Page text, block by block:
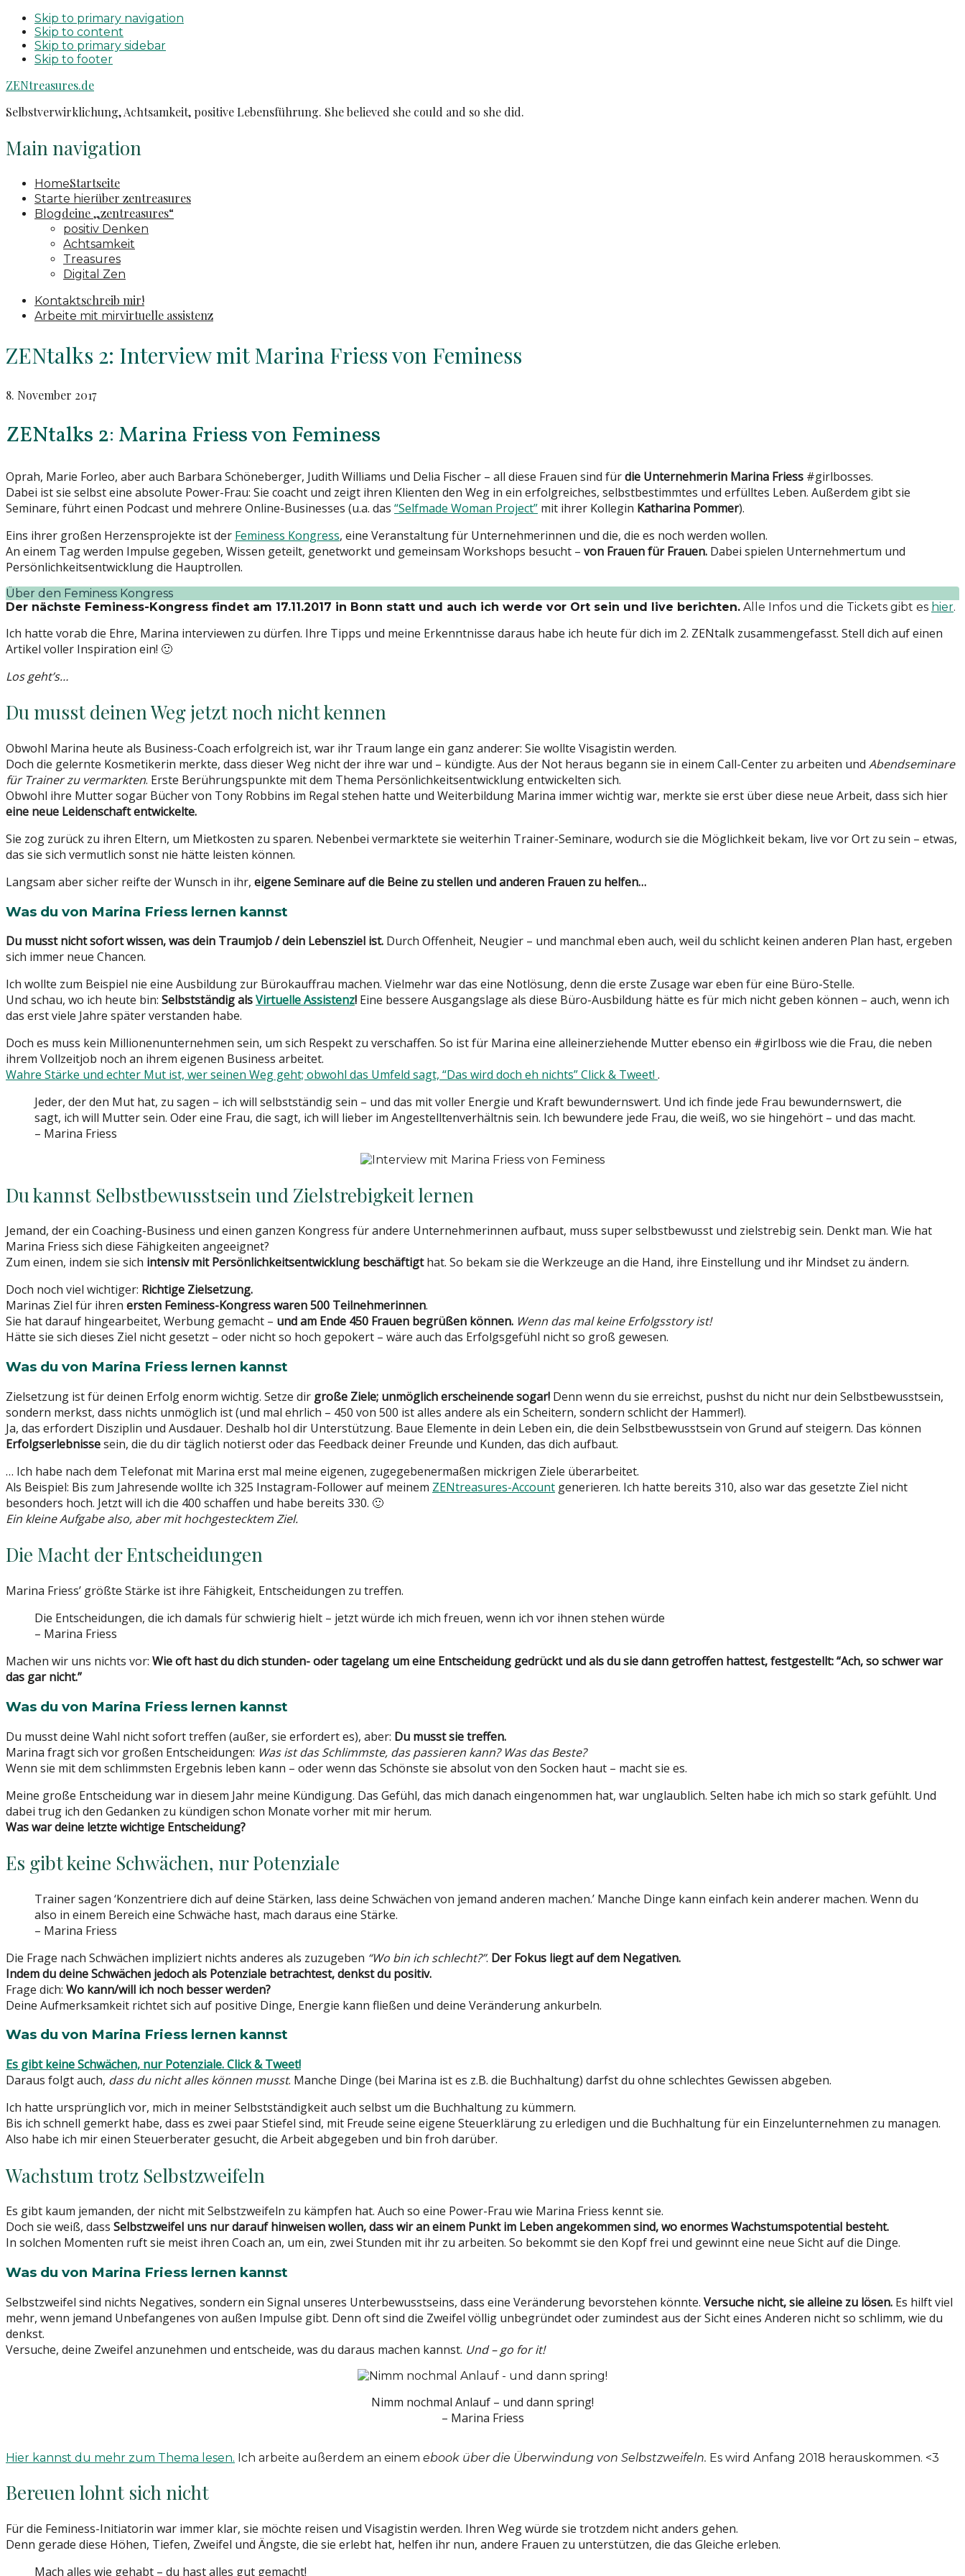
Skip to primary navigation
Skip to content
Skip to primary sidebar
Skip to footer
ZENtreasures.de
Selbstverwirklichung, Achtsamkeit, positive Lebensführung. She believed she could and so she did.
Main navigation
HomeStartseite
Starte hierüber zentreasures
Blogdeine „zentreasures“
positiv Denken
Achtsamkeit
Treasures
Digital Zen
Kontaktschreib mir!
Arbeite mit mirvirtuelle assistenz
ZENtalks 2: Interview mit Marina Friess von Feminess
8. November 2017
ZENtalks 2: Marina Friess von Feminess
Oprah, Marie Forleo, aber auch Barbara Schöneberger, Judith Williams und Delia Fischer – all diese Frauen sind fürdie Unternehmerin Marina Friess #girlbosses.
Dabei ist sie selbst eine absolute Power-Frau: Sie coacht und zeigt ihren Klienten den Weg in ein erfolgreiches, selbstbestimmtes und erfülltes Leben. Außerdem gibt sie
Seminare, führt einen Podcast und mehrere Online-Businesses (u.a. das “Selfmade Woman Project” mit ihrer Kollegin Katharina Pommer).
Eins ihrer großen Herzensprojekte ist der Feminess Kongress, eine Veranstaltung für Unternehmerinnen und die, die es noch werden wollen.
An einem Tag werden Impulse gegeben, Wissen geteilt, genetworkt und gemeinsam Workshops besucht – von Frauen für Frauen. Dabei spielen Unternehmertum und
Persönlichkeitsentwicklung die Hauptrollen.
Über den Feminess Kongress
Der nächste Feminess-Kongress findet am 17.11.2017 in Bonn statt und auch ich werde vor Ort sein und live berichten. Alle Infos und die Tickets gibt es hier.
Ich hatte vorab die Ehre, Marina interviewen zu dürfen. Ihre Tipps und meine Erkenntnisse daraus habe ich heute für dich im 2. ZENtalk zusammengefasst. Stell dich auf einen
Artikel voller Inspiration ein! 🙂
Los geht’s…
Du musst deinen Weg jetzt noch nicht kennen
Obwohl Marina heute als Business-Coach erfolgreich ist, war ihr Traum lange ein ganz anderer: Sie wollte Visagistin werden.
Doch die gelernte Kosmetikerin merkte, dass dieser Weg nicht der ihre war und – kündigte. Aus der Not heraus begann sie in einem Call-Center zu arbeiten und Abendseminare
für Trainer zu vermarkten. Erste Berührungspunkte mit dem Thema Persönlichkeitsentwicklung entwickelten sich.
Obwohl ihre Mutter sogar Bücher von Tony Robbins im Regal stehen hatte und Weiterbildung Marina immer wichtig war, merkte sie erst über diese neue Arbeit, dass sich hier
eine neue Leidenschaft entwickelte.
Sie zog zurück zu ihren Eltern, um Mietkosten zu sparen. Nebenbei vermarktete sie weiterhin Trainer-Seminare, wodurch sie die Möglichkeit bekam, live vor Ort zu sein – etwas,
das sie sich vermutlich sonst nie hätte leisten können.
Langsam aber sicher reifte der Wunsch in ihr, eigene Seminare auf die Beine zu stellen und anderen Frauen zu helfen…
Was du von Marina Friess lernen kannst
Du musst nicht sofort wissen, was dein Traumjob / dein Lebensziel ist. Durch Offenheit, Neugier – und manchmal eben auch, weil du schlicht keinen anderen Plan hast, ergeben
sich immer neue Chancen.
Ich wollte zum Beispiel nie eine Ausbildung zur Bürokauffrau machen. Vielmehr war das eine Notlösung, denn die erste Zusage war eben für eine Büro-Stelle.
Und schau, wo ich heute bin: Selbstständig alsVirtuelle Assistenz! Eine bessere Ausgangslage als diese Büro-Ausbildung hätte es für mich nicht geben können – auch, wenn ich
das erst viele Jahre später verstanden habe.
Doch es muss kein Millionenunternehmen sein, um sich Respekt zu verschaffen. So ist für Marina eine alleinerziehende Mutter ebenso ein #girlboss wie die Frau, die neben
ihrem Vollzeitjob noch an ihrem eigenen Business arbeitet.
Wahre Stärke und echter Mut ist, wer seinen Weg geht; obwohl das Umfeld sagt, “Das wird doch eh nichts”Click & Tweet! .
Jeder, der den Mut hat, zu sagen – ich will selbstständig sein – und das mit voller Energie und Kraft bewundernswert. Und ich finde jede Frau bewundernswert, die
sagt, ich will Mutter sein. Oder eine Frau, die sagt, ich will lieber im Angestelltenverhältnis sein. Ich bewundere jede Frau, die weiß, wo sie hingehört – und das macht.
– Marina Friess
Du kannst Selbstbewusstsein und Zielstrebigkeit lernen
Jemand, der ein Coaching-Business und einen ganzen Kongress für andere Unternehmerinnen aufbaut, muss super selbstbewusst und zielstrebig sein. Denkt man. Wie hat
Marina Friess sich diese Fähigkeiten angeeignet?
Zum einen, indem sie sich intensiv mit Persönlichkeitsentwicklung beschäftigthat. So bekam sie die Werkzeuge an die Hand, ihre Einstellung und ihr Mindset zu ändern.
Doch noch viel wichtiger: Richtige Zielsetzung.
Marinas Ziel für ihren ersten Feminess-Kongress waren 500 Teilnehmerinnen.
Sie hat darauf hingearbeitet, Werbung gemacht – und am Ende 450 Frauen begrüßen können. Wenn das mal keine Erfolgsstory ist!
Hätte sie sich dieses Ziel nicht gesetzt – oder nicht so hoch gepokert – wäre auch das Erfolgsgefühl nicht so groß gewesen.
Was du von Marina Friess lernen kannst
Zielsetzung ist für deinen Erfolg enorm wichtig. Setze dir große Ziele; unmöglich erscheinende sogar! Denn wenn du sie erreichst, pushst du nicht nur dein Selbstbewusstsein,
sondern merkst, dass nichts unmöglich ist (und mal ehrlich – 450 von 500 ist alles andere als ein Scheitern, sondern schlicht der Hammer!).
Ja, das erfordert Disziplin und Ausdauer. Deshalb hol dir Unterstützung. Baue Elemente in dein Leben ein, die dein Selbstbewusstsein von Grund auf steigern. Das können
Erfolgserlebnissesein, die du dir täglich notierst oder das Feedback deiner Freunde und Kunden, das dich aufbaut.
… Ich habe nach dem Telefonat mit Marina erst mal meine eigenen, zugegebenermaßen mickrigen Ziele überarbeitet.
Als Beispiel: Bis zum Jahresende wollte ich 325 Instagram-Follower auf meinem ZENtreasures-Account generieren. Ich hatte bereits 310, also war das gesetzte Ziel nicht
besonders hoch. Jetzt will ich die 400 schaffen und habe bereits 330. 🙂
Ein kleine Aufgabe also, aber mit hochgestecktem Ziel.
Die Macht der Entscheidungen
Marina Friess’ größte Stärke ist ihre Fähigkeit, Entscheidungen zu treffen.
Die Entscheidungen, die ich damals für schwierig hielt – jetzt würde ich mich freuen, wenn ich vor ihnen stehen würde
– Marina Friess
Machen wir uns nichts vor: Wie oft hast du dich stunden- oder tagelang um eine Entscheidung gedrückt und als du sie dann getroffen hattest, festgestellt: “Ach, so schwer war
das gar nicht.”
Was du von Marina Friess lernen kannst
Du musst deine Wahl nicht sofort treffen (außer, sie erfordert es), aber: Du musst sie treffen.
Marina fragt sich vor großen Entscheidungen: Was ist das Schlimmste, das passieren kann? Was das Beste?
Wenn sie mit dem schlimmsten Ergebnis leben kann – oder wenn das Schönste sie absolut von den Socken haut – macht sie es.
Meine große Entscheidung war in diesem Jahr meine Kündigung. Das Gefühl, das mich danach eingenommen hat, war unglaublich. Selten habe ich mich so stark gefühlt. Und
dabei trug ich den Gedanken zu kündigen schon Monate vorher mit mir herum.
Was war deine letzte wichtige Entscheidung?
Es gibt keine Schwächen, nur Potenziale
Trainer sagen ‘Konzentriere dich auf deine Stärken, lass deine Schwächen von jemand anderen machen.’ Manche Dinge kann einfach kein anderer machen. Wenn du
also in einem Bereich eine Schwäche hast, mach daraus eine Stärke.
– Marina Friess
Die Frage nach Schwächen impliziert nichts anderes als zuzugeben “Wo bin ich schlecht?”. Der Fokus liegt auf dem Negativen.
Indem du deine Schwächen jedoch als Potenziale betrachtest, denkst du positiv.
Frage dich: Wo kann/will ich noch besser werden?
Deine Aufmerksamkeit richtet sich auf positive Dinge, Energie kann fließen und deine Veränderung ankurbeln.
Was du von Marina Friess lernen kannst
Es gibt keine Schwächen, nur Potenziale.Click & Tweet!
Daraus folgt auch, dass du nicht alles können musst. Manche Dinge (bei Marina ist es z.B. die Buchhaltung) darfst du ohne schlechtes Gewissen abgeben.
Ich hatte ursprünglich vor, mich in meiner Selbstständigkeit auch selbst um die Buchhaltung zu kümmern.
Bis ich schnell gemerkt habe, dass es zwei paar Stiefel sind, mit Freude seine eigene Steuerklärung zu erledigen und die Buchhaltung für ein Einzelunternehmen zu managen.
Also habe ich mir einen Steuerberater gesucht, die Arbeit abgegeben und bin froh darüber.
Wachstum trotz Selbstzweifeln
Es gibt kaum jemanden, der nicht mit Selbstzweifeln zu kämpfen hat. Auch so eine Power-Frau wie Marina Friess kennt sie.
Doch sie weiß, dass Selbstzweifel uns nur darauf hinweisen wollen, dass wir an einem Punkt im Leben angekommen sind, wo enormes Wachstumspotential besteht.
In solchen Momenten ruft sie meist ihren Coach an, um ein, zwei Stunden mit ihr zu arbeiten. So bekommt sie den Kopf frei und gewinnt eine neue Sicht auf die Dinge.
Was du von Marina Friess lernen kannst
Selbstzweifel sind nichts Negatives, sondern ein Signal unseres Unterbewusstseins, dass eine Veränderung bevorstehen könnte. Versuche nicht, sie alleine zu lösen. Es hilft viel
mehr, wenn jemand Unbefangenes von außen Impulse gibt. Denn oft sind die Zweifel völlig unbegründet oder zumindest aus der Sicht eines Anderen nicht so schlimm, wie du
denkst.
Versuche, deine Zweifel anzunehmen und entscheide, was du daraus machen kannst. Und – go for it!
Nimm nochmal Anlauf – und dann spring!
– Marina Friess
Hier kannst du mehr zum Thema lesen. Ich arbeite außerdem an einem ebook über die Überwindung von Selbstzweifeln. Es wird Anfang 2018 herauskommen. <3
Bereuen lohnt sich nicht
Für die Feminess-Initiatorin war immer klar, sie möchte reisen und Visagistin werden. Ihren Weg würde sie trotzdem nicht anders gehen.
Denn gerade diese Höhen, Tiefen, Zweifel und Ängste, die sie erlebt hat, helfen ihr nun, andere Frauen zu unterstützen, die das Gleiche erleben.
Mach alles wie gehabt – du hast alles gut gemacht!